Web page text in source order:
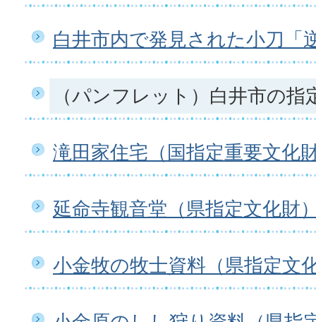
白井市内で発見された小刀「
（パンフレット）白井市の指
滝田家住宅（国指定重要文化
延命寺観音堂（県指定文化財
小金牧の牧士資料（県指定文